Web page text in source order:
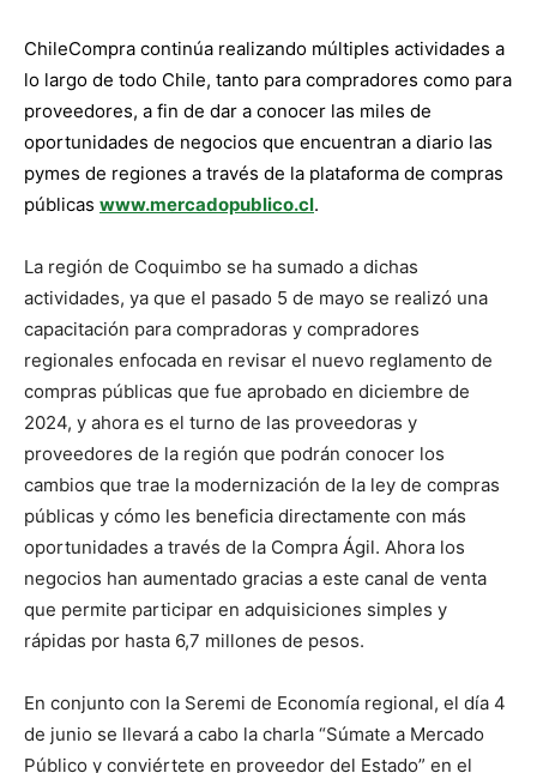
ChileCompra continúa realizando múltiples actividades a
lo largo de todo Chile, tanto para compradores como para
proveedores, a fin de dar a conocer las miles de
oportunidades de negocios que encuentran a diario las
pymes de regiones a través de la plataforma de compras
públicas www.mercadopublico.cl.
La región de Coquimbo se ha sumado a dichas
actividades, ya que el pasado 5 de mayo se realizó una
capacitación para compradoras y compradores
regionales enfocada en revisar el nuevo reglamento de
compras públicas que fue aprobado en diciembre de
2024, y ahora es el turno de las proveedoras y
proveedores de la región que podrán conocer los
cambios que trae la modernización de la ley de compras
públicas y cómo les beneficia directamente con más
oportunidades a través de la Compra Ágil. Ahora los
negocios han aumentado gracias a este canal de venta
que permite participar en adquisiciones simples y
rápidas por hasta 6,7 millones de pesos.
En conjunto con la Seremi de Economía regional, el día 4
de junio se llevará a cabo la charla “Súmate a Mercado
Público y conviértete en proveedor del Estado” en el